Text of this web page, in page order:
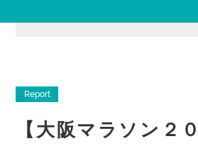
Report
【大阪マラソン